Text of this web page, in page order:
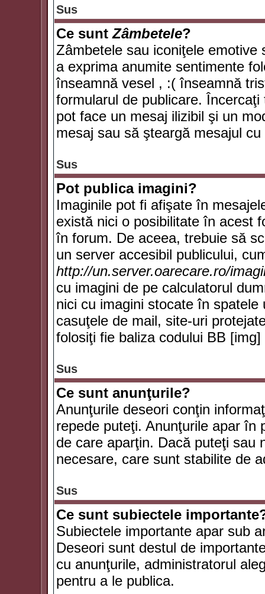
Sus
Ce suntZâmbetele?
Zâmbetele sau iconiţele
a exprima anumite sentimente
înseamnă vesel , :( înseamnă
formularul de publicare.
pot face un mesaj ilizibil şi un
mesaj sau să şteargă mesajul cu
Sus
Pot publica imagini?
Imaginile pot fi afişate în
există nici o posibilitate în acest
în forum. De aceea, trebuie să
un server accesibil publicului,
http://un.server.oarecare.ro/
cu imagini de pe calculatorul
nici cu imagini stocate în
casuţele de mail, site-uri
folosiţi fie baliza codului BB
Sus
Ce sunt anunţurile?
Anunţurile deseori conţin
repede puteţi. Anunţurile apar în
de care aparţin. Dacă puteţi sau
necesare, care sunt stabilite de
Sus
Ce sunt subiectele
Subiectele importante apar sub
Deseori sunt destul de
cu anunţurile, administratorul
pentru a le publica.